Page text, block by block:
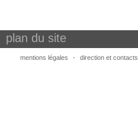
plan du site
mentions légales - direction et contacts